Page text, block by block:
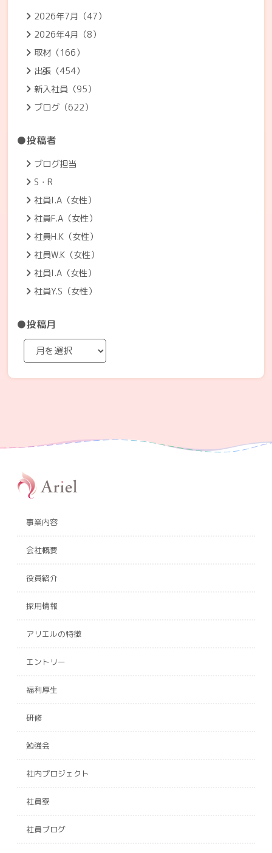
2026年7月（47）
2026年4月（8）
取材（166）
出張（454）
新入社員（95）
ブログ（622）
●投稿者
ブログ担当
S・R
社員I.A（女性）
社員F.A（女性）
社員H.K（女性）
社員W.K（女性）
社員I.A（女性）
社員Y.S（女性）
●投稿月
事業内容
会社概要
役員紹介
採用情報
アリエルの特徴
エントリー
福利厚生
研修
勉強会
社内プロジェクト
社員寮
社員ブログ